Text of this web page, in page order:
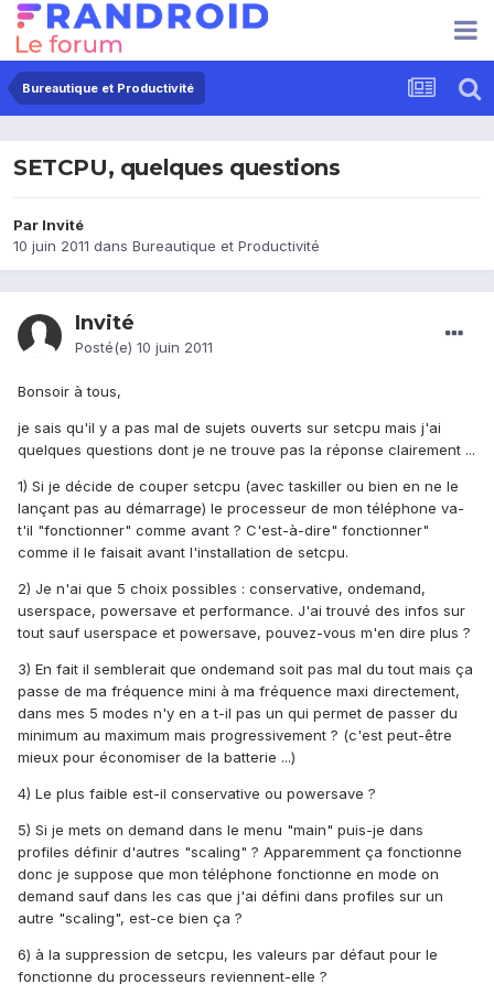
Bureautique et Productivité
SETCPU, quelques questions
Par Invité
10 juin 2011 dans Bureautique et Productivité
Invité
Posté(e) 10 juin 2011
Bonsoir à tous,
je sais qu'il y a pas mal de sujets ouverts sur setcpu mais j'ai
quelques questions dont je ne trouve pas la réponse clairement ...
1) Si je décide de couper setcpu (avec taskiller ou bien en ne le
lançant pas au démarrage) le processeur de mon téléphone va-
t'il "fonctionner" comme avant ? C'est-à-dire" fonctionner"
comme il le faisait avant l'installation de setcpu.
2) Je n'ai que 5 choix possibles : conservative, ondemand,
userspace, powersave et performance. J'ai trouvé des infos sur
tout sauf userspace et powersave, pouvez-vous m'en dire plus ?
3) En fait il semblerait que ondemand soit pas mal du tout mais ça
passe de ma fréquence mini à ma fréquence maxi directement,
dans mes 5 modes n'y en a t-il pas un qui permet de passer du
minimum au maximum mais progressivement ? (c'est peut-être
mieux pour économiser de la batterie ...)
4) Le plus faible est-il conservative ou powersave ?
5) Si je mets on demand dans le menu "main" puis-je dans
profiles définir d'autres "scaling" ? Apparemment ça fonctionne
donc je suppose que mon téléphone fonctionne en mode on
demand sauf dans les cas que j'ai défini dans profiles sur un
autre "scaling", est-ce bien ça ?
6) à la suppression de setcpu, les valeurs par défaut pour le
fonctionne du processeurs reviennent-elle ?